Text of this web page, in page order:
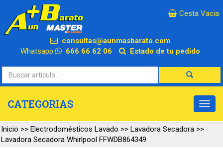
×
Cesta Vacia
consultas@aunmasbarato.com
Whatsapp
666 66 62 06 Estado de tu pedido
CATEGORIAS
Inicio >> Electrodomésticos Lavado >> Lavadora Secadora >>
Lavadora Secadora Whirlpool FFWDB864349